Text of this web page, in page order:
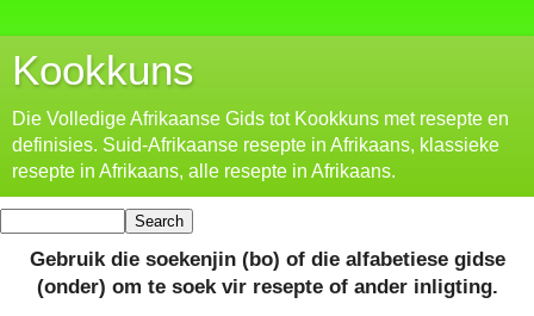
Kookkuns
Die Volledige Afrikaanse Gids tot Kookkuns met resepte en
definisies. Suid-Afrikaanse resepte in Afrikaans, klassieke
resepte in Afrikaans, alle resepte in Afrikaans.
Gebruik die soekenjin (bo) of die alfabetiese gidse
(onder) om te soek vir resepte of ander inligting.